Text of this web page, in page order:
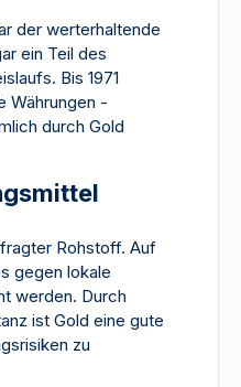
der werterhaltende
ein Teil des
Bis 1971
Währungen -
durch Gold
Rohstoff. Auf
gegen lokale
werden. Durch
ist Gold eine gute
zu